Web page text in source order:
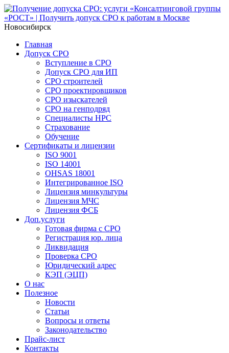
Новосибирск
Главная
Допуск СРО
Вступление в СРО
Допуск СРО для ИП
СРО строителей
СРО проектировщиков
СРО изыскателей
СРО на генподряд
Специалисты НРС
Страхование
Обучение
Сертификаты и лицензии
ISO 9001
ISO 14001
OHSAS 18001
Интегрированное ISO
Лицензия минкультуры
Лицензия МЧС
Лицензия ФСБ
Доп.услуги
Готовая фирма с СРО
Регистрация юр. лица
Ликвидация
Проверка СРО
Юридический адрес
КЭП (ЭЦП)
О нас
Полезное
Новости
Статьи
Вопросы и ответы
Законодательство
Прайс-лист
Контакты